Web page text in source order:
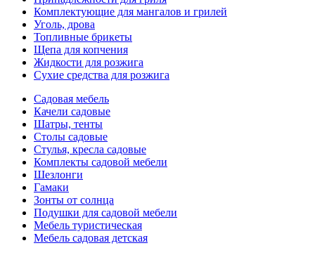
Комплектующие для мангалов и грилей
Уголь, дрова
Топливные брикеты
Щепа для копчения
Жидкости для розжига
Сухие средства для розжига
Садовая мебель
Качели садовые
Шатры, тенты
Столы садовые
Стулья, кресла садовые
Комплекты садовой мебели
Шезлонги
Гамаки
Зонты от солнца
Подушки для садовой мебели
Мебель туристическая
Мебель садовая детская